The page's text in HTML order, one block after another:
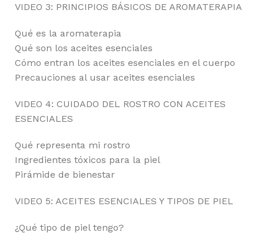
VIDEO 3: PRINCIPIOS BÁSICOS DE AROMATERAPIA
Qué es la aromaterapia
Qué son los aceites esenciales
Cómo entran los aceites esenciales en el cuerpo
Precauciones al usar aceites esenciales
VIDEO 4: CUIDADO DEL ROSTRO CON ACEITES
ESENCIALES
Qué representa mi rostro
Ingredientes tóxicos para la piel
Pirámide de bienestar
VIDEO 5: ACEITES ESENCIALES Y TIPOS DE PIEL
¿Qué tipo de piel tengo?